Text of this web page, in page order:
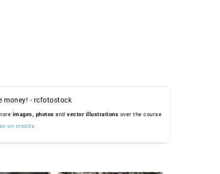
money! - rcfotostock
images, photos and vector illustrations over the course
on credits